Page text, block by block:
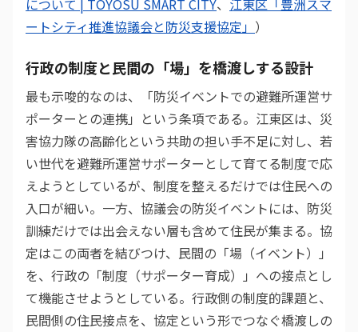
について | TOYOSU SMART CITY、 江東区「豊洲スマ
ートシティ推進協議会と防災支援協定」 ）
行政の制度と民間の「場」を橋渡しする設計
最も示唆的なのは、「防災イベントでの避難所運営サ
ポーターとの連携」という条項である。江東区は、災
害協力隊の高齢化という共助の担い手不足に対し、若
い世代を避難所運営サポーターとして育てる制度で応
えようとしているが、制度を整えるだけでは住民への
入口が細い。一方、協議会の防災イベントには、防災
訓練だけでは出会えない層も含めて住民が集まる。協
定はこの両者を結びつけ、民間の「場（イベント）」
を、行政の「制度（サポーター育成）」への接点とし
て機能させようとしている。行政側の制度的課題と、
民間側の住民接点を、協定という形でつなぐ橋渡しの